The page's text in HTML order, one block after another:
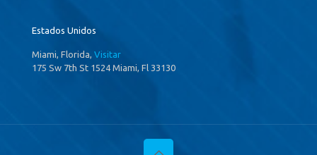
Estados Unidos
Miami, Florida, Visitar
175 Sw 7th St 1524 Miami, Fl 33130